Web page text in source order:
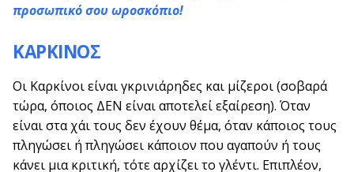
προσωπικό σου ωροσκόπιο!
ΚΑΡΚΙΝΟΣ
Οι Καρκίνοι είναι γκρινιάρηδες και μίζεροι (σοβαρά
τώρα, όποιος ΔΕΝ είναι αποτελεί εξαίρεση). Όταν
είναι στα χάι τους δεν έχουν θέμα, όταν κάποιος τους
πληγώσει ή πληγώσει κάποιον που αγαπούν ή τους
κάνει μια κριτική, τότε αρχίζει το γλέντι. Επιπλέον,